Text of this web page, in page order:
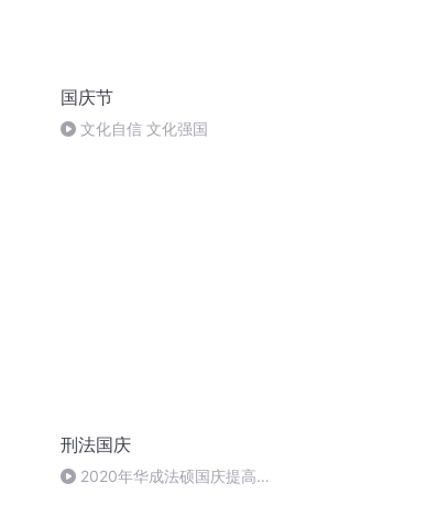
国庆节
文化自信 文化强国
刑法国庆
2020年华成法硕国庆提高班